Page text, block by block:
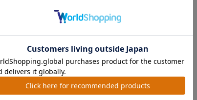
文豪ストレイドッグス つい
(税込)
在庫 ○
文豪ストレイドッグス つい
¥550(税込)
在庫 ○